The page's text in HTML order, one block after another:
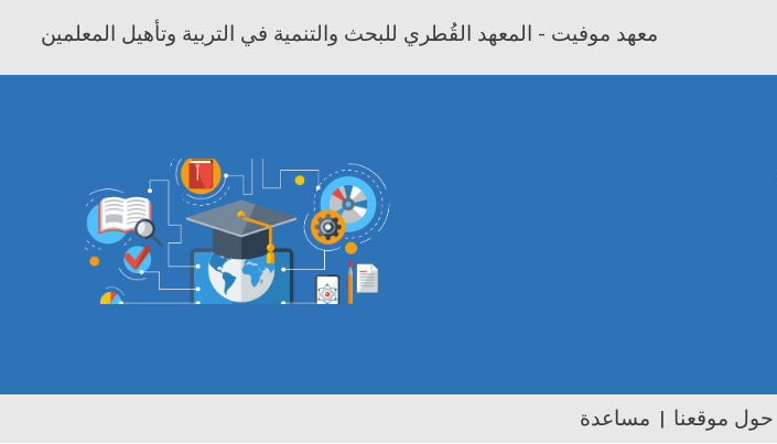
معهد موفيت - المعهد القُطري للبحث والتنمية في التربية وتأهيل المعلمين
حول موقعنا مساعدة